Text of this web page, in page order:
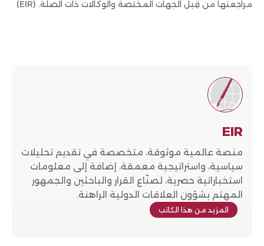
مراجعتها من قِبل الجهات المختصة والوكالات ذات الصلة. (EIR)
EIR
منصة عالمية موثوقة، متخصصة في تقديم تحليلات
سياسية، واستراتيجية معمقة، إضافة إلى معلومات
استخباراتية حصرية، لصنّاع القرار والباحثين والجمهور
المهتم بشؤون العلاقات الدولية الراهنة.
المزيد من هذا الكاتب